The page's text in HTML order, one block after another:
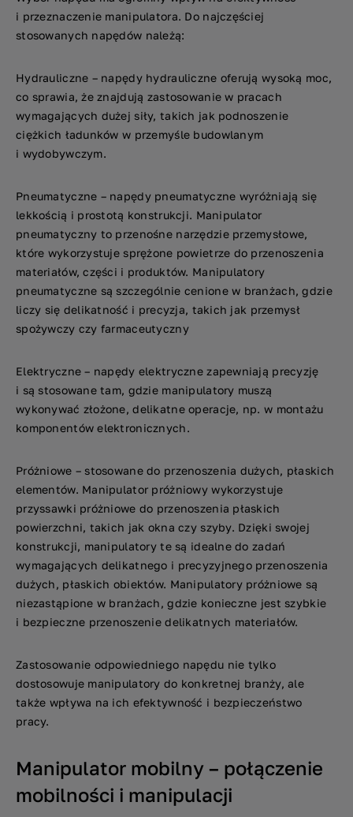
i przeznaczenie manipulatora. Do najczęściej
stosowanych napędów należą:
Hydrauliczne – napędy hydrauliczne oferują wysoką moc,
co sprawia, że znajdują zastosowanie w pracach
wymagających dużej siły, takich jak podnoszenie
ciężkich ładunków w przemyśle budowlanym
i wydobywczym.
Pneumatyczne – napędy pneumatyczne wyróżniają się
lekkością i prostotą konstrukcji. Manipulator
pneumatyczny to przenośne narzędzie przemysłowe,
które wykorzystuje sprężone powietrze do przenoszenia
materiałów, części i produktów. Manipulatory
pneumatyczne są szczególnie cenione w branżach, gdzie
liczy się delikatność i precyzja, takich jak przemysł
spożywczy czy farmaceutyczny
Elektryczne – napędy elektryczne zapewniają precyzję
i są stosowane tam, gdzie manipulatory muszą
wykonywać złożone, delikatne operacje, np. w montażu
komponentów elektronicznych.
Próżniowe – stosowane do przenoszenia dużych, płaskich
elementów. Manipulator próżniowy wykorzystuje
przyssawki próżniowe do przenoszenia płaskich
powierzchni, takich jak okna czy szyby. Dzięki swojej
konstrukcji, manipulatory te są idealne do zadań
wymagających delikatnego i precyzyjnego przenoszenia
dużych, płaskich obiektów. Manipulatory próżniowe są
niezastąpione w branżach, gdzie konieczne jest szybkie
i bezpieczne przenoszenie delikatnych materiałów.
Zastosowanie odpowiedniego napędu nie tylko
dostosowuje manipulatory do konkretnej branży, ale
także wpływa na ich efektywność i bezpieczeństwo
pracy.
Manipulator mobilny – połączenie
mobilności i manipulacji